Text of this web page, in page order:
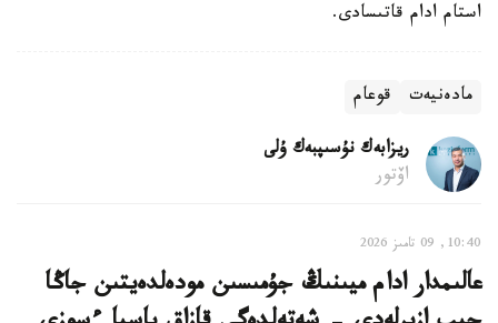
استام ادام قاتىسادى.
مادەنيەت قوعام
ريزابەك نۇسىپبەك ۇلى
اۆتور
10:40, 09 تامىز 2026
عالىمدار ادام ميىنىڭ جۇمىسىن مودەلدەيتىن جاڭا